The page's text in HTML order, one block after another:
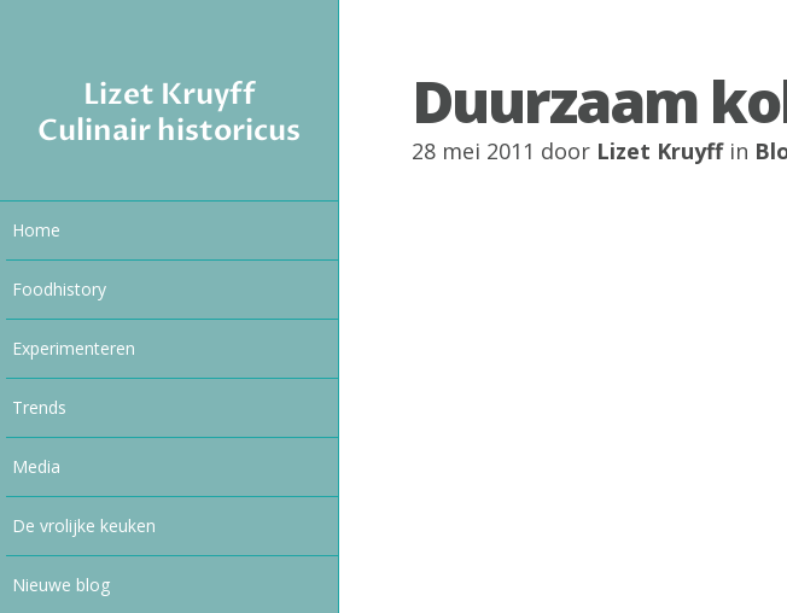
Lizet Kruyff
Culinair historicus
Home
Foodhistory
Experimenteren
Trends
Media
De vrolijke keuken
Nieuwe blog
Duurzaam
28 mei 2011 door Lizet Kruyffin